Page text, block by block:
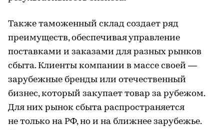
Также таможенный склад создает ряд
преимуществ, обеспечивая управление
поставками и заказами для разных рынков
сбыта. Клиенты компании в массе своей —
зарубежные бренды или отечественный
бизнес, который закупает товар за рубежом.
Для них рынок сбыта распространяется
не только на РФ, но и на ближнее зарубежье.